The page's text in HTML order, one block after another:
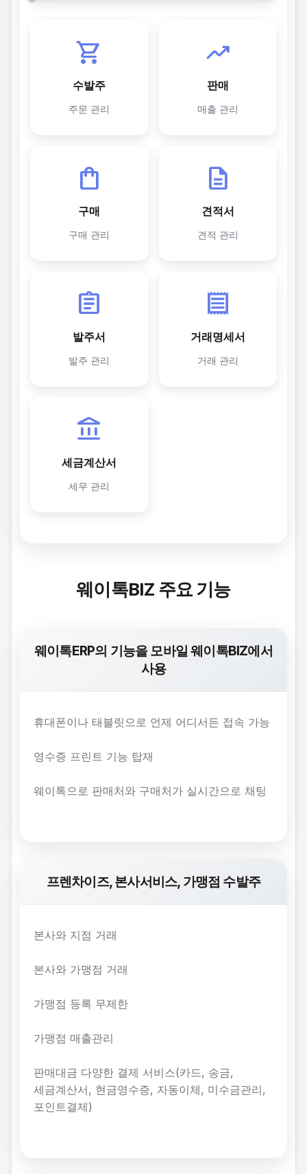
shopping_cart
수발주
주문 관리
trending_up
판매
매출 관리
shopping_bag
구매
구매 관리
description
견적서
견적 관리
assignment
발주서
발주 관리
receipt
거래명세서
거래 관리
account_balance
세금계산서
세무 관리
웨이톡BIZ 주요 기능
웨이톡ERP의 기능을 모바일 웨이톡BIZ에서
사용
휴대폰이나 태블릿으로 언제 어디서든 접속 가능
영수증 프린트 기능 탑재
웨이톡으로 판매처와 구매처가 실시간으로 채팅
프렌차이즈, 본사서비스, 가맹점 수발주
본사와 지점 거래
본사와 가맹점 거래
가맹점 등록 무제한
가맹점 매출관리
판매대금 다양한 결제 서비스(카드, 송금,
세금계산서, 현금영수증, 자동이체, 미수금관리,
포인트결제)